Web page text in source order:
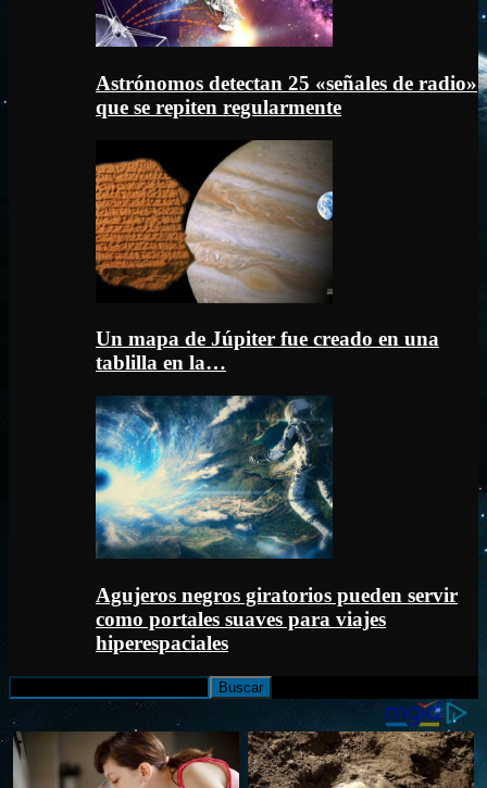
Astrónomos detectan 25 «señales de radio»
que se repiten regularmente
Un mapa de Júpiter fue creado en una
tablilla en la…
Agujeros negros giratorios pueden servir
como portales suaves para viajes
hiperespaciales